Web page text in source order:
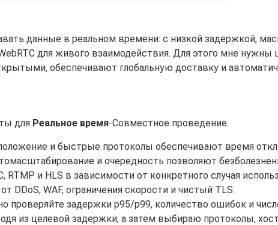
данные в реальном времени: с низкой задержкой,
для живого взаимодействия. Для этого мне
обеспечивают глобальную доставку и
для Реальное время-Совместное проведение.
и быстрые протоколы обеспечивают время
и очередность позволяют
RTMP и HLS в зависимости от конкретного случая
DDoS, WAF, ограничения скорости и чистый TLS.
проверяйте задержки p95/p99, количество ошибок и
из целевой задержки, а затем выбираю протоколы,